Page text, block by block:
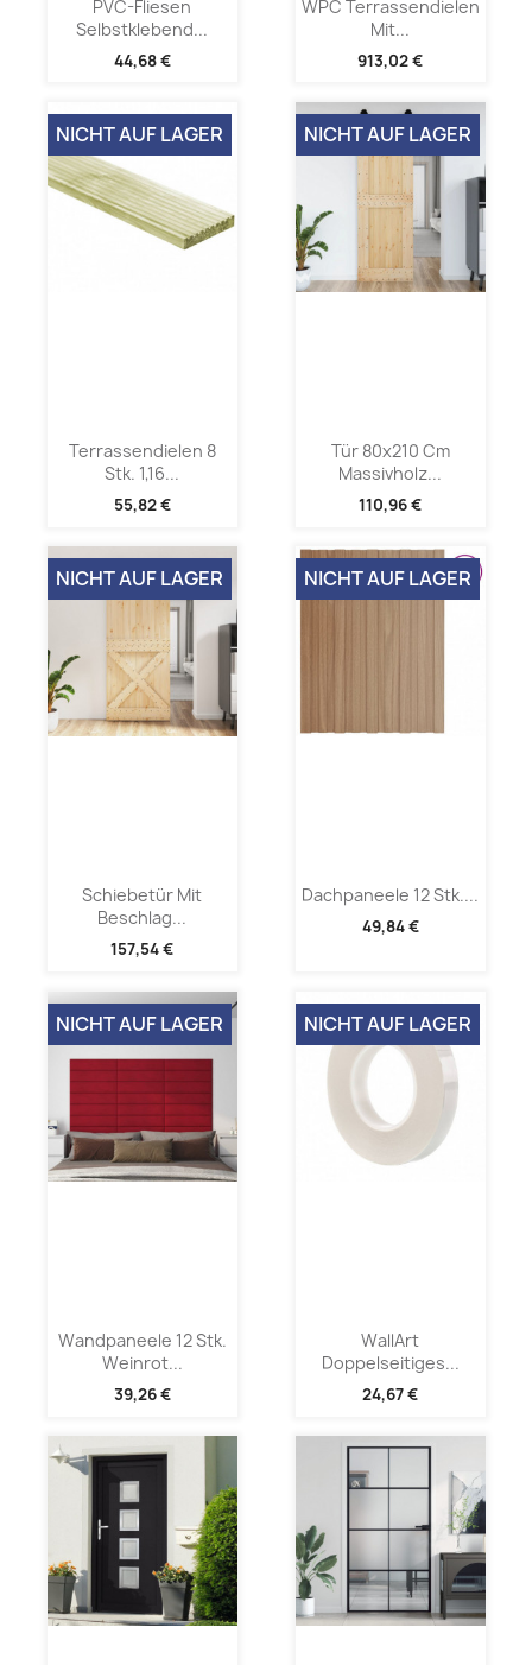
PVC-Fliesen
Selbstklebend...
44,68 €
WPC Terrassendielen
Mit...
913,02 €
Terrassendielen 8
Stk. 1,16...
55,82 €
NICHT AUF LAGER
Tür 80x210 Cm
Massivholz...
110,96 €
NICHT AUF LAGER
Schiebetür Mit
Beschlag...
157,54 €
NICHT AUF LAGER
Dachpaneele 12 Stk....
49,84 €
NICHT AUF LAGER
Wandpaneele 12 Stk.
Weinrot...
39,26 €
NICHT AUF LAGER
WallArt
Doppelseitiges...
24,67 €
NICHT AUF LAGER